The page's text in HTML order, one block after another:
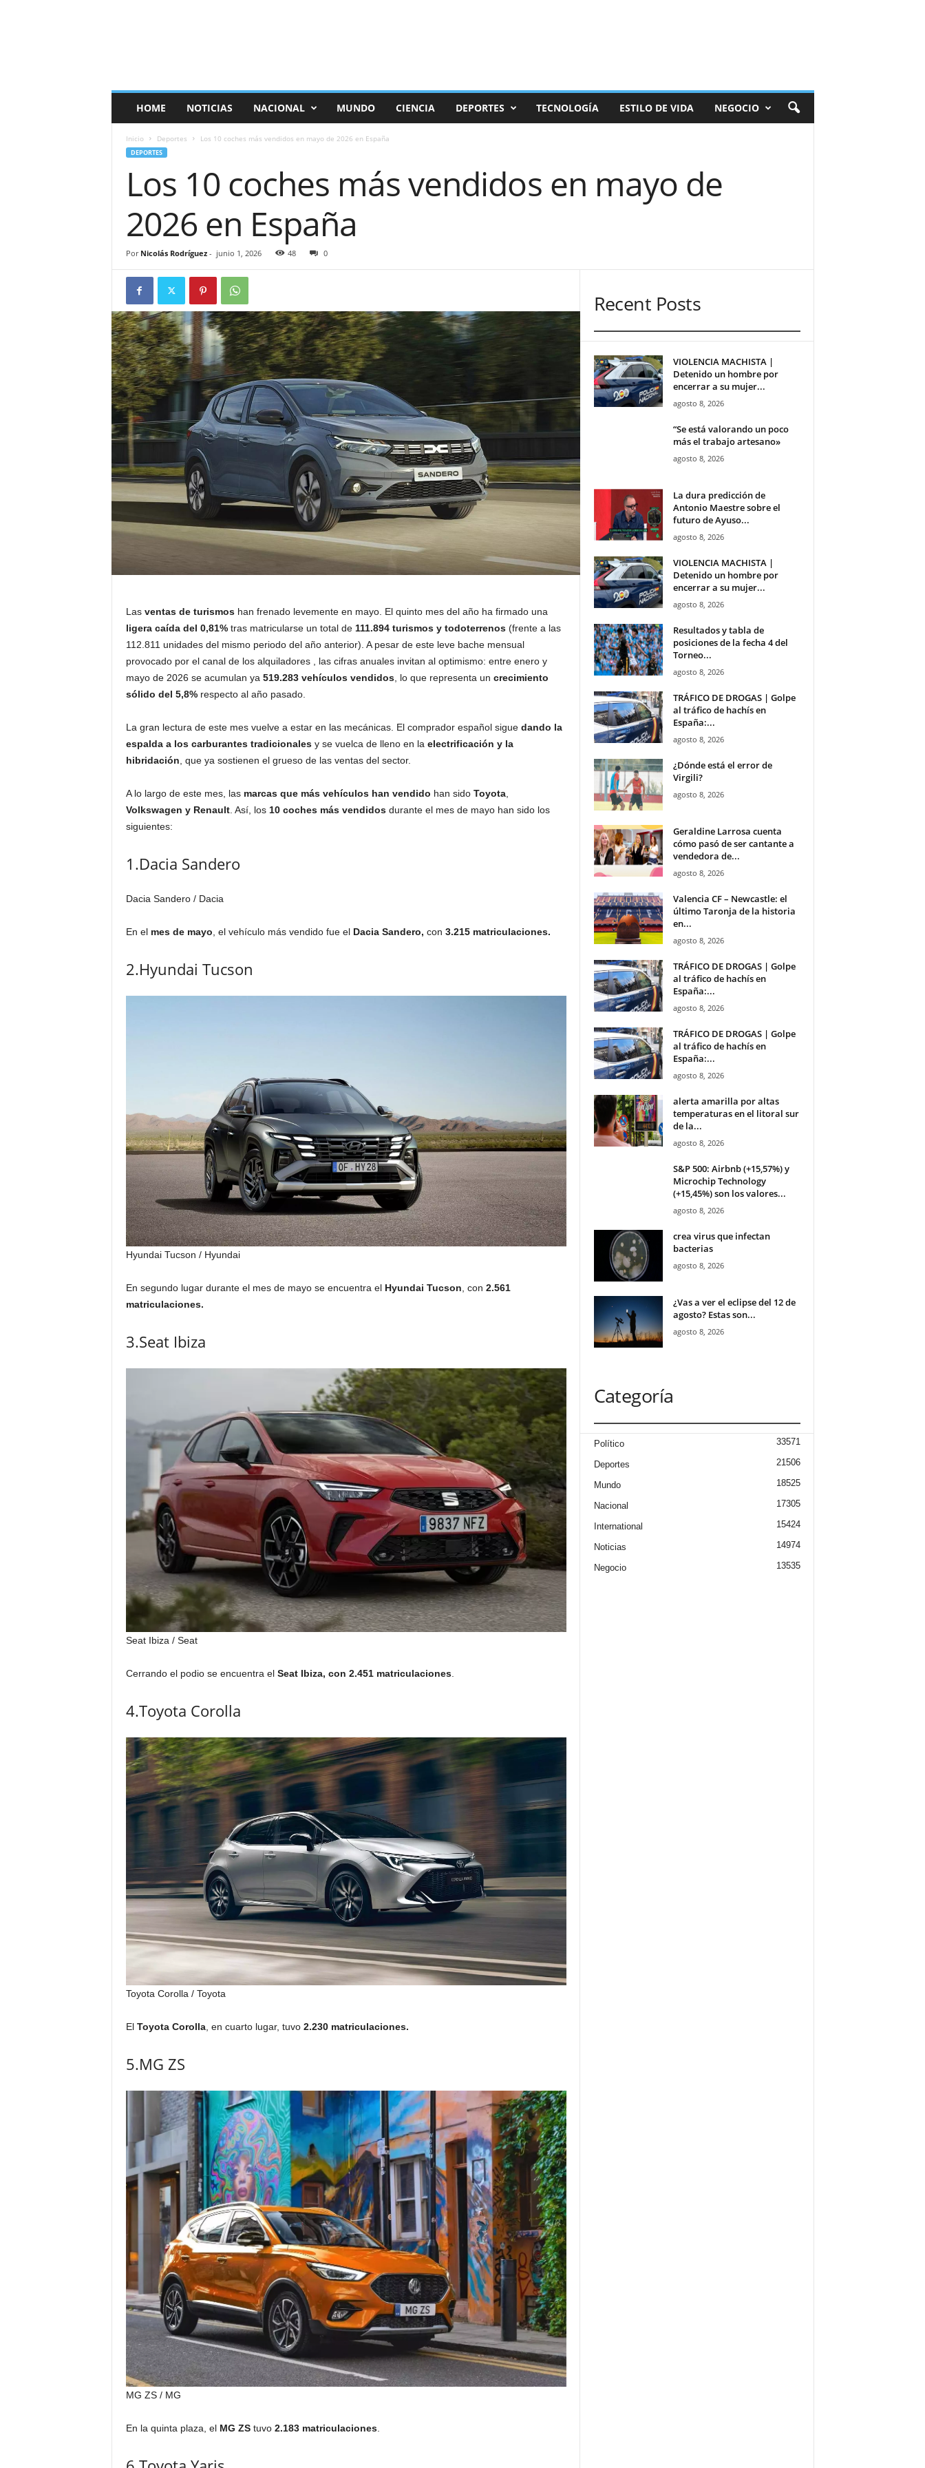
HOME NOTICIAS NACIONAL MUNDO CIENCIA DEPORTES TECNOLOGÍA ESTILO DE VIDA NEGOCIO
Inicio Deportes Los 10 coches más vendidos en mayo de 2026 en España
DEPORTES
Los 10 coches más vendidos en mayo de
2026 en España
Por Nicolás Rodríguez- junio 1, 2026 48 0
Las ventas de turismoshan frenado levemente en mayo. El quinto mes del año ha firmado una
ligera caída del 0,81%tras matricularse un total de 111.894 turismos y todoterrenos(frente a las
112.811 unidades del mismo periodo del año anterior). A pesar de este leve bache mensual
provocado por el canal de los alquiladores , las cifras anuales invitan al optimismo: entre enero y
mayo de 2026 se acumulan ya 519.283 vehículos vendidos, lo que representa un crecimiento
sólido del 5,8%respecto al año pasado.
La gran lectura de este mes vuelve a estar en las mecánicas. El comprador español sigue dando la
espalda a los carburantes tradicionalesy se vuelca de lleno en la electrificación y la
hibridación , que ya sostienen el grueso de las ventas del sector.
A lo largo de este mes, las marcas que más vehículos han vendido han sido Toyota,
Volkswagen y Renault. Así, los 10 coches más vendidosdurante el mes de mayo han sido los
siguientes:
1.Dacia Sandero
Dacia Sandero / Dacia
En el mes de mayo , el vehículo más vendido fue elDacia Sandero, con 3.215 matriculaciones.
2.Hyundai Tucson
Hyundai Tucson / Hyundai
En segundo lugar durante el mes de mayo se encuentra el Hyundai Tucson con 2.561
matriculaciones.
3.Seat Ibiza
Seat Ibiza / Seat
Cerrando el podio se encuentra el Seat Ibiza, con 2.451 matriculaciones.
4.Toyota Corolla
Toyota Corolla / Toyota
El Toyota Corolla, en cuarto lugar, tuvo 2.230 matriculaciones.
5.MG ZS
MG ZS / MG
En la quinta plaza, el MG ZS tuvo2.183 matriculaciones.
Recent Posts
VIOLENCIA MACHISTA |
Detenido un hombre por
encerrar a su mujer...
agosto 8, 2026
“Se está valorando un poco
más el trabajo artesano»
agosto 8, 2026
La dura predicción de
Antonio Maestre sobre el
futuro de Ayuso...
agosto 8, 2026
VIOLENCIA MACHISTA |
Detenido un hombre por
encerrar a su mujer...
agosto 8, 2026
Resultados y tabla de
posiciones de la fecha 4 del
Torneo...
agosto 8, 2026
TRÁFICO DE DROGAS | Golpe
al tráfico de hachís en
España:...
agosto 8, 2026
¿Dónde está el error de
Virgili?
agosto 8, 2026
Geraldine Larrosa cuenta
cómo pasó de ser cantante a
vendedora de...
agosto 8, 2026
Valencia CF – Newcastle: el
último Taronja de la historia
en...
agosto 8, 2026
TRÁFICO DE DROGAS | Golpe
al tráfico de hachís en
España:...
agosto 8, 2026
TRÁFICO DE DROGAS | Golpe
al tráfico de hachís en
España:...
agosto 8, 2026
alerta amarilla por altas
temperaturas en el litoral sur
de la...
agosto 8, 2026
S&P 500: Airbnb (+15,57%) y
Microchip Technology
(+15,45%) son los valores...
agosto 8, 2026
crea virus que infectan
bacterias
agosto 8, 2026
¿Vas a ver el eclipse del 12 de
agosto? Estas son...
agosto 8, 2026
Categoría
Político 33571
Deportes 21506
Mundo 18525
Nacional 17305
International 15424
Noticias 14974
Negocio 13535